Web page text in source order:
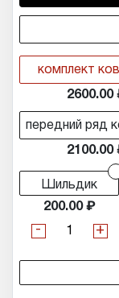
комплект
2600.00
передний ряд
2100.00
Шильдик
200.00
- +